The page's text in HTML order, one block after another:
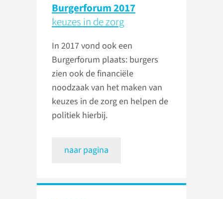
Burgerforum 2017
keuzes in de zorg
In 2017 vond ook een
Burgerforum plaats: burgers
zien ook de financiële
noodzaak van het maken van
keuzes in de zorg en helpen de
politiek hierbij.
naar pagina